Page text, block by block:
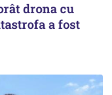
drona cu
a fost